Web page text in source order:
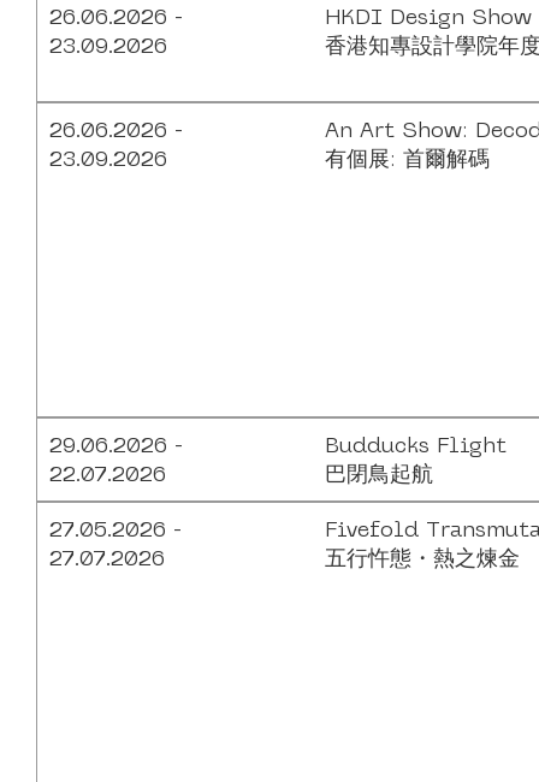
26.06.2026 -
23.09.2026
HKDI Design Show
香港知專設計學院年
26.06.2026 -
23.09.2026
An Art Show:
有個展: 首爾解碼
29.06.2026 -
22.07.2026
Budducks Flight
巴閉鳥起航
27.05.2026 -
27.07.2026
Fivefold
五行忤態・熱之煉金